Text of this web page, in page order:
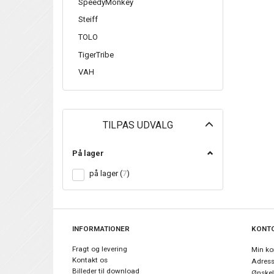
Steiff
TOLO
TigerTribe
VAH
TILPAS UDVALG
På lager
på lager(7)
INFORMATIONER
Fragt og levering
Kontakt os
Billeder til download
Min